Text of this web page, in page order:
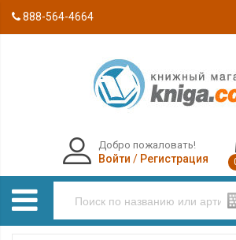
888-564-4664
Добро пожаловать!
Войти / Регистрация